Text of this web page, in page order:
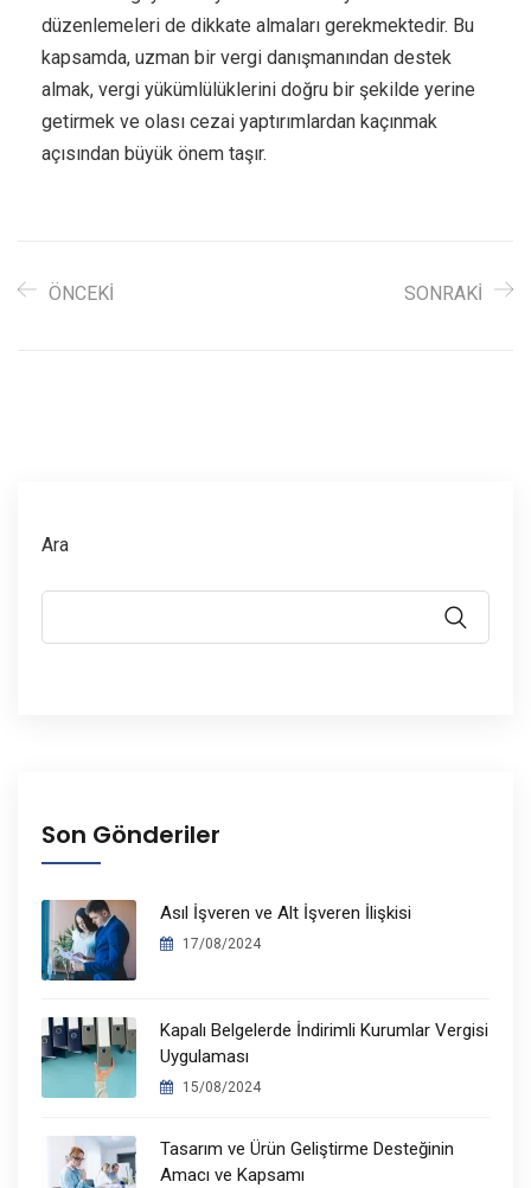
düzenlemeleri de dikkate almaları gerekmektedir. Bu
kapsamda, uzman bir vergi danışmanından destek
almak, vergi yükümlülüklerini doğru bir şekilde yerine
getirmek ve olası cezai yaptırımlardan kaçınmak
açısından büyük önem taşır.
ÖNCEKI SONRAKI
Ara
Son Gönderiler
Asıl İşveren ve Alt İşveren İlişkisi
17/08/2024
Kapalı Belgelerde İndirimli Kurumlar Vergisi
Uygulaması
15/08/2024
Tasarım ve Ürün Geliştirme Desteğinin
Amacı ve Kapsamı